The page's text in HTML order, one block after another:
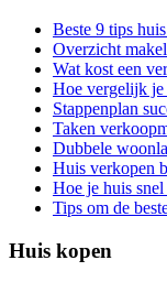
Beste 9 tips
Overzicht
Wat kost een
Hoe vergelijk je
Stappenplan
Taken
Dubbele
Huis verkopen
Hoe je huis
Tips om de
Huis kopen